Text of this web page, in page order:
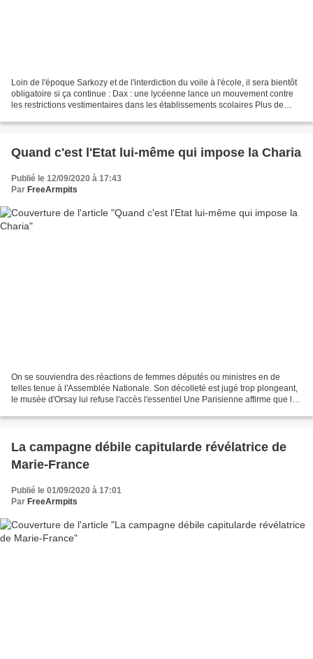
Loin de l'époque Sarkozy et de l'interdiction du voile à l'école, il sera bientôt
obligatoire si ça continue : Dax : une lycéenne lance un mouvement contre
les restrictions vestimentaires dans les établissements scolaires Plus de
Quand c'est l'Etat lui-même qui impose la Charia
Publié le 12/09/2020 à 17:43
Par FreeArmpits
On se souviendra des réactions de femmes députés ou ministres en de
telles tenue à l'Assemblée Nationale. Son décolleté est jugé trop plongeant,
le musée d'Orsay lui refuse l'accès l'essentiel Une Parisienne affirme que le
La campagne débile capitularde révélatrice de
Marie-France
Publié le 01/09/2020 à 17:01
Par FreeArmpits